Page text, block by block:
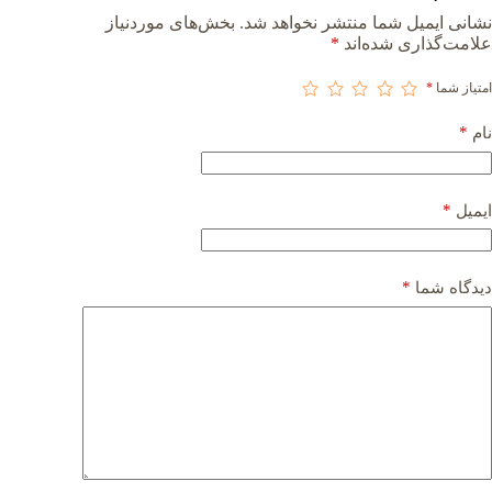
نشانی ایمیل شما منتشر نخواهد شد. بخش‌های موردنیاز
علامت‌گذاری شده‌اند *
امتیاز شما *
نام *
ایمیل *
دیدگاه شما *